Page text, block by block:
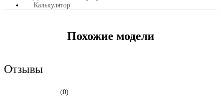
Калькулятор
Похожие модели
Отзывы
(0)